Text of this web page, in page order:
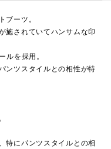
ブーツ。
施されていてハンサムな印
ルを採用。
ンツスタイルとの相性が特
特にパンツスタイルとの相